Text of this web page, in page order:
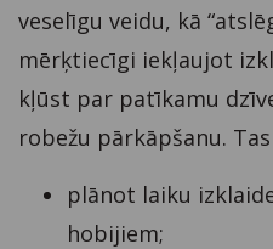
veselīgu veidu, kā
mērķtiecīgi iekļaujot
kļūst par patīkamu
robežu pārkāpšanu.
plānot laiku
hobijiem;